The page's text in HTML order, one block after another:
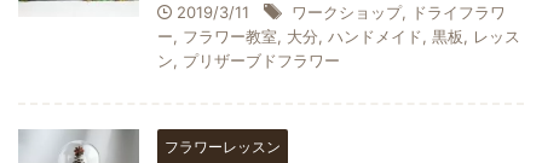
2019/3/11 ワークショップ, ドライフラワ
ー, フラワー教室, 大分, ハンドメイド, 黒板, レッス
ン, プリザーブドフラワー
フラワーレッスン